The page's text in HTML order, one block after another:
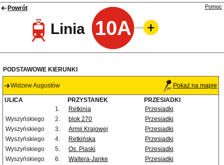
Powrót
Linia 10A
Pomoc
PODSTAWOWE KIERUNKI
Widzew Augustów Pokaż na mapie
ULICA PRZYSTANEK
PRZESIADKI
1.
Retkinia
Przesiadki
Wyszyńskiego
2. blok 270
Przesiadki
Wyszyńskiego
3. Armii Krajowej
Przesiadki
Wyszyńskiego
4. Retkińska
Przesiadki
Wyszyńskiego
5. Os. Piaski
Przesiadki
Wyszyńskiego
6. Waltera-Janke
Przesiadki